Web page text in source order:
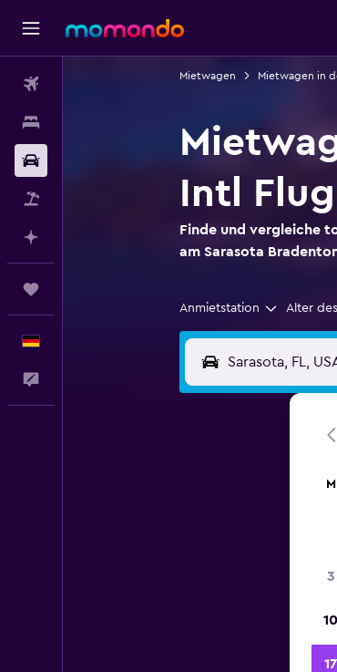
Mietwagen Mietwagen in
Intl
Finde und vergleiche
am Sarasota
Anmietstation Alter
M
3
10
17